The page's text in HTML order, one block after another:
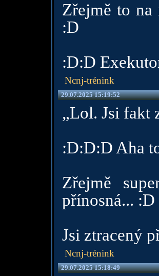
Zřejmě to na
:D
:D:D
Ncnj-trénink
29.07.2025 15:19:52
„Lol. Jsi fakt
:D:D:D Aha
Zřejmě
přínosná... :D
Jsi ztracený
Ncnj-trénink
29.07.2025 15:18:49